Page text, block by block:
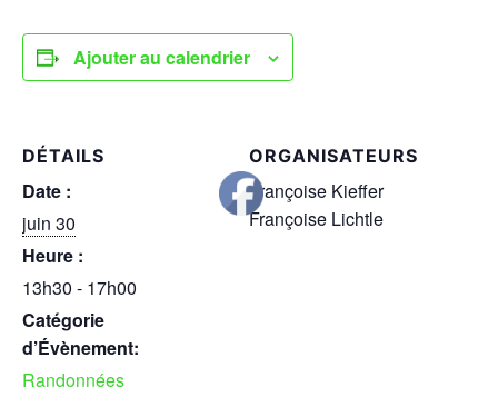
Ajouter au calendrier
DÉTAILS
Date :
juin 30
Heure :
13h30 - 17h00
Catégorie
d’Évènement:
Randonnées
ORGANISATEURS
Françoise Kieffer
Françoise Lichtle